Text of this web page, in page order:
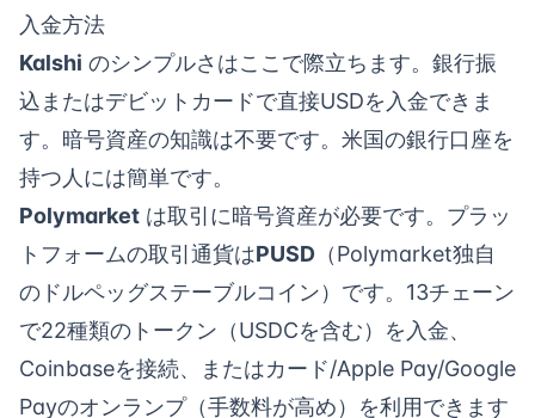
入金方法
Kalshi のシンプルさはここで際立ちます。銀行振
込またはデビットカードで直接USDを入金できま
す。暗号資産の知識は不要です。米国の銀行口座を
持つ人には簡単です。
Polymarket は取引に暗号資産が必要です。プラッ
トフォームの取引通貨はPUSD （Polymarket独自
のドルペッグステーブルコイン）です。13チェーン
で22種類のトークン（USDCを含む）を入金、
Coinbaseを接続、またはカード/Apple Pay/Google
Payのオンランプ（手数料が高め）を利用できます